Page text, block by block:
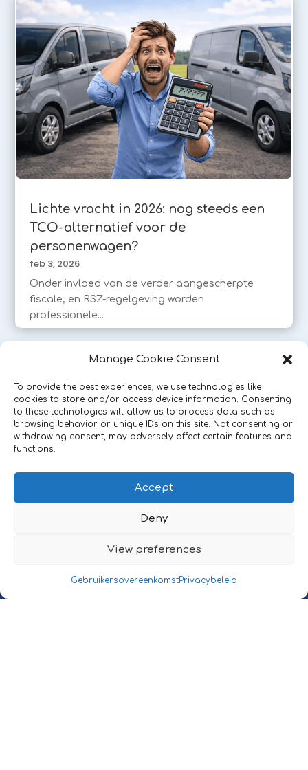
Manage Cookie Consent
To provide the best experiences, we use technologies like
cookies to store and/or access device information. Consenting
to these technologies will allow us to process data such as
browsing behavior or unique IDs on this site. Not consenting or
withdrawing consent, may adversely affect certain features and
functions.
Accept
Deny
View preferences
GebruikersovereenkomstPrivacybeleid
Lichte vracht in 2026: nog steeds een
TCO-alternatief voor de
personenwagen?
feb 3, 2026
Onder invloed van de verder aangescherpte
fiscale, en RSZ-regelgeving worden
professionele...
« Vorige Pagina